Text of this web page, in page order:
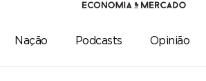
Nação Podcasts Opinião